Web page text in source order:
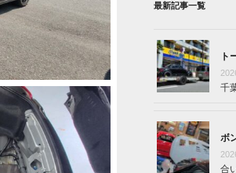
最新記事一覧
ト
千
ボ
合